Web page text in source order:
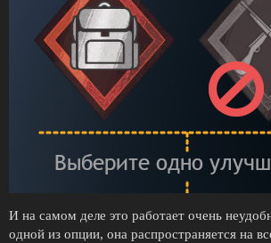
И на самом деле это работает очень
одной из опции, она распространяется на